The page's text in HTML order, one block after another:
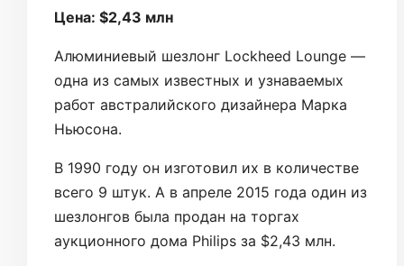
Цена: $2,43 млн
Алюминиевый шезлонг Lockheed Lounge —
одна из самых известных и узнаваемых
работ австралийского дизайнера Марка
Ньюсона.
В 1990 году он изготовил их в количестве
всего 9 штук. А в апреле 2015 года один из
шезлонгов была продан на торгах
аукционного дома Philips за $2,43 млн.